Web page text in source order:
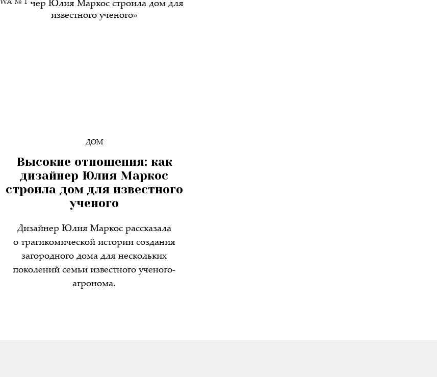
WA № 1
ДОМ
Высокие отношения: как
дизайнер Юлия Маркос
строила дом для известного
ученого
Дизайнер Юлия Маркос рассказала
о трагикомической истории создания
загородного дома для нескольких
поколений семьи известного ученого-
агронома.